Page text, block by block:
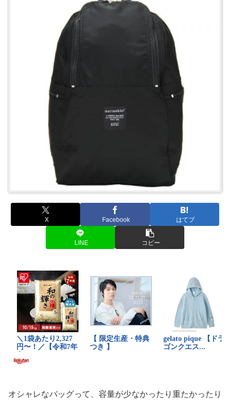
X Facebook はてブ
LINE コピー
オシャレなバッグって、容量が少なかったり重たかったり